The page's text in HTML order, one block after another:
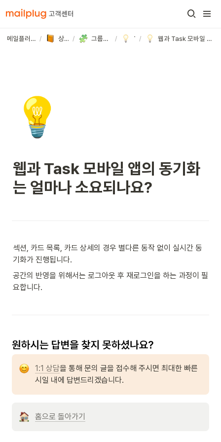
메일플러그 고객센터 / 상세 가이드 / 그룹웨어/기업메일 / Task/ 웹과 Task 모바일 앱의 동기화는 얼마나 소요되나요?
💡
웹과 Task 모바일 앱의 동기화
는 얼마나 소요되나요?
섹션, 카드 목록, 카드 상세의 경우 별다른 동작 없이 실시간 동
기화가 진행됩니다.
공간의 반영을 위해서는 로그아웃 후 재로그인을 하는 과정이 필
요합니다.
1:1 상담을 통해 문의 글을 접수해 주시면 최대한 빠른
시일 내에 답변드리겠습니다.
홈으로 돌아가기